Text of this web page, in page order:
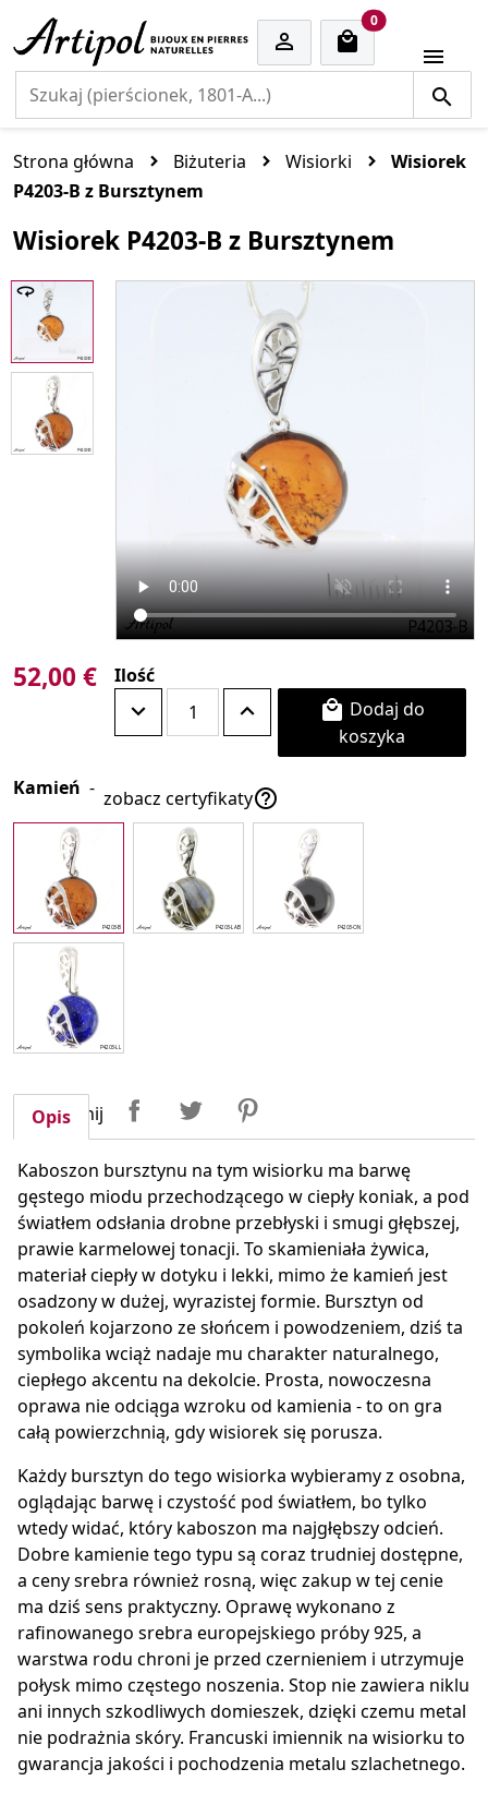

0cart items

Strona główna Biżuteria Wisiorki
Wisiorek
P4203-B z Bursztynem
Wisiorek P4203-B z Bursztynem
52,00 € Ilość

koszyka
Kamień - zobacz certyfikaty
Udostępnij UdostępnijTweetuj
Opis
Kaboszon bursztynu na tym wisiorku ma barwę
gęstego miodu przechodzącego w ciepły koniak, a pod
światłem odsłania drobne przebłyski i smugi głębszej,
prawie karmelowej tonacji. To skamieniała żywica,
materiał ciepły w dotyku i lekki, mimo że kamień jest
osadzony w dużej, wyrazistej formie. Bursztyn od
pokoleń kojarzono ze słońcem i powodzeniem, dziś ta
symbolika wciąż nadaje mu charakter naturalnego,
ciepłego akcentu na dekolcie. Prosta, nowoczesna
oprawa nie odciąga wzroku od kamienia - to on gra
całą powierzchnią, gdy wisiorek się porusza.
Każdy bursztyn do tego wisiorka wybieramy z osobna,
oglądając barwę i czystość pod światłem, bo tylko
wtedy widać, który kaboszon ma najgłębszy odcień.
Dobre kamienie tego typu są coraz trudniej dostępne,
a ceny srebra również rosną, więc zakup w tej cenie
ma dziś sens praktyczny. Oprawę wykonano z
rafinowanego srebra europejskiego próby 925, a
warstwa rodu chroni je przed czernieniem i utrzymuje
połysk mimo częstego noszenia. Stop nie zawiera niklu
ani innych szkodliwych domieszek, dzięki czemu metal
nie podrażnia skóry. Francuski imiennik na wisiorku to
gwarancja jakości i pochodzenia metalu szlachetnego.